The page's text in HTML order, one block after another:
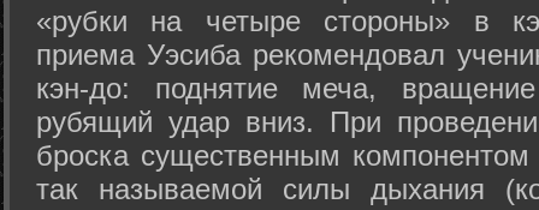
«рубки на четыре стороны» в
приема Уэсиба рекомендовал
кэн-до: поднятие меча,
рубящий удар вниз. При
броска существенным компонентом
так называемой силы дыхания